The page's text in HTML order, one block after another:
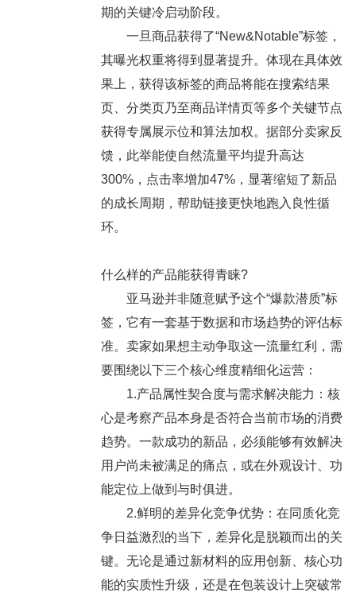
期的关键冷启动阶段。
一旦商品获得了“New&Notable”标签，
其曝光权重将得到显著提升。体现在具体效
果上，获得该标签的商品将能在搜索结果
页、分类页乃至商品详情页等多个关键节点
获得专属展示位和算法加权。据部分卖家反
馈，此举能使自然流量平均提升高达
300%，点击率增加47%，显著缩短了新品
的成长周期，帮助链接更快地跑入良性循
环。
什么样的产品能获得青睐?
亚马逊并非随意赋予这个“爆款潜质”标
签，它有一套基于数据和市场趋势的评估标
准。卖家如果想主动争取这一流量红利，需
要围绕以下三个核心维度精细化运营：
1.产品属性契合度与需求解决能力：核
心是考察产品本身是否符合当前市场的消费
趋势。一款成功的新品，必须能够有效解决
用户尚未被满足的痛点，或在外观设计、功
能定位上做到与时俱进。
2.鲜明的差异化竞争优势：在同质化竞
争日益激烈的当下，差异化是脱颖而出的关
键。无论是通过新材料的应用创新、核心功
能的实质性升级，还是在包装设计上突破常